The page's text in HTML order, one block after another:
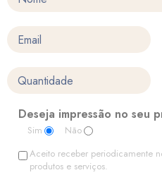
Deseja impressão no seu
Sim
Não
Aceito receber periodicamente
produtos e serviços.